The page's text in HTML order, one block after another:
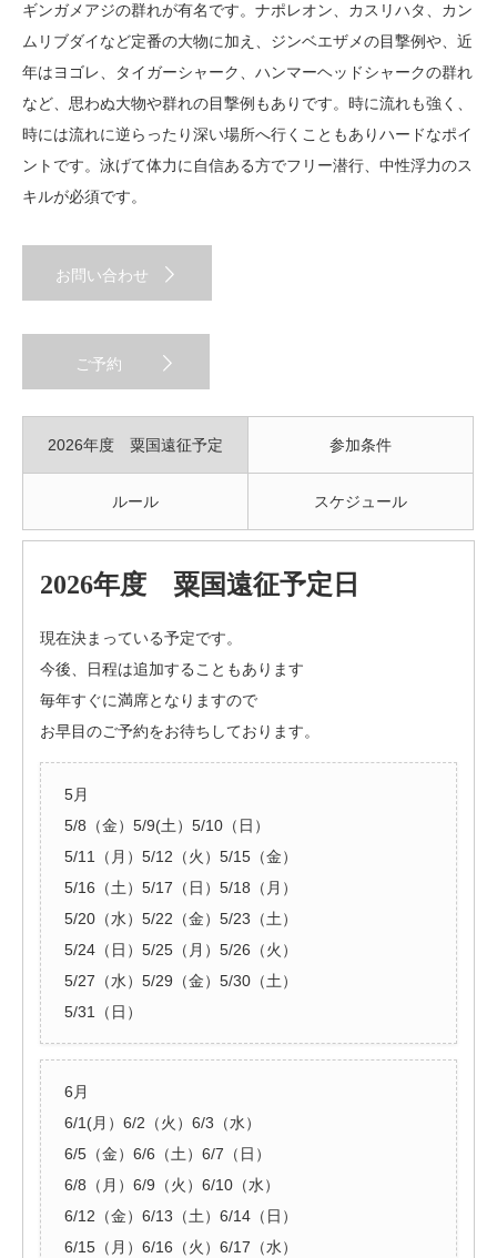
ギンガメアジの群れが有名です。ナポレオン、カスリハタ、カン
ムリブダイなど定番の大物に加え、ジンベエザメの目撃例や、近
年はヨゴレ、タイガーシャーク、ハンマーヘッドシャークの群れ
など、思わぬ大物や群れの目撃例もありです。時に流れも強く、
時には流れに逆らったり深い場所へ行くこともありハードなポイ
ントです。泳げて体力に自信ある方でフリー潜行、中性浮力のス
キルが必須です。
お問い合わせ
ご予約
2026年度 粟国遠征予定
日
参加条件
ルール スケジュール
2026年度 粟国遠征予定日
現在決まっている予定です。
今後、日程は追加することもあります
毎年すぐに満席となりますので
お早目のご予約をお待ちしております。
5月
5/8（金）5/9(土）5/10（日）
5/11（月）5/12（火）5/15（金）
5/16（土）5/17（日）5/18（月）
5/20（水）5/22（金）5/23（土）
5/24（日）5/25（月）5/26（火）
5/27（水）5/29（金）5/30（土）
5/31（日）
6月
6/1(月）6/2（火）6/3（水）
6/5（金）6/6（土）6/7（日）
6/8（月）6/9（火）6/10（水）
6/12（金）6/13（土）6/14（日）
6/15（月）6/16（火）6/17（水）